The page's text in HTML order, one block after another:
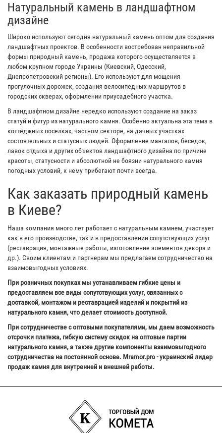
Натуральный камень в ландшафтном
дизайне
Широко используют сегодня натуральный камень оптом для создания
ландшафтных проектов. В особенности востребован неправильной
формы природный камень, продажа которого осуществляется в
любом крупном городе Украины (Киевский, Одесский,
Днепропетровский регионы). Его используют для мощения
прогулочных дорожек, создания велосипедных маршрутов в
городских скверах, оформлении приусадебного участка.
В ландшафтном дизайне нередко используют создание на заказ
статуй и фигур из натурального камня. Особенно актуальна эта тема в
коттеджных поселках, частном секторе, на дачных участках
состоятельных и статусных людей. Оформление мангалов, беседок,
лавок отдыха и других объектов ландшафтного дизайна по причине
красоты, статусности и абсолютной не боязни натурального камня
погодных условий, к нему прибегают почти всегда.
Как заказать природный камень
в Киеве?
Наша компания много лет работает с натуральным камнем, участвует
как в его производстве, так и в предоставлении сопутствующих услуг
(реставрация, монтажные работы, изготовление элементов декора и
др.). Своим клиентам и партнерам мы предлагаем сотрудничество на
взаимовыгодных условиях.
При розничных покупках мы устанавливаем гибкие цены и
предоставляем все виды сопутствующих услуг, связанных с
доставкой, монтажом и реставрацией изделий и покрытий из
натурального камня, что делает стоимость доступной.
При сотрудничестве с оптовыми покупателями, мы даем возможность
отсрочки платежа, гибкую систему скидок на оптовые партии
натурального камня, а также другие компоненты взаимовыгодного
сотрудничества на постоянной основе. Mramor.pro - украинский лидер
продаж камня для внутренней и внешней работы.